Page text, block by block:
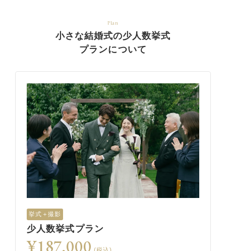
Plan
小さな結婚式の少人数挙式
プランについて
挙式＋撮影
少人数挙式プラン
¥187,000